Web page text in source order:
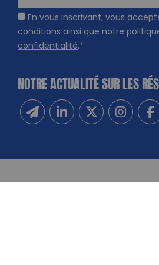
En vous inscrivant, vous
conditions ainsi que notre
confidentialité.*
NOTRE ACTUALITÉ SUR LES